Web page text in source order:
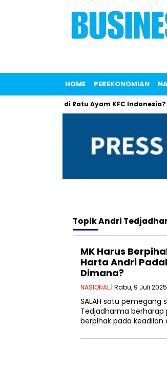
HOME PEREKONOMIAN
Saputri Jadi Ratu Ayam KFC Indonesia?
TopikAndri
MK Harus
Harta Andri
Dimana?
NASIONAL | Rabu, 9 Juli 2025
SALAH satu pemegang
Tedjadharma berharap
berpihak pada